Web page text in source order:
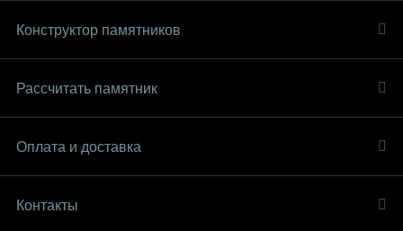
Конструктор памятников
Рассчитать памятник
Оплата и доставка
Контакты